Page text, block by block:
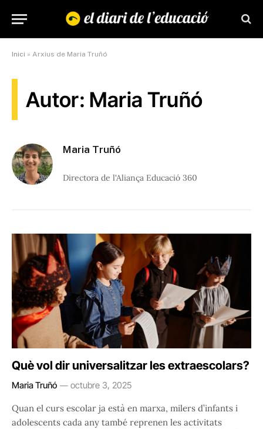
Inici » Arxius de Maria Truñó
Autor: Maria Truñó
Maria Truñó
Directora de l'Aliança Educació 360
Què vol dir universalitzar les extraescolars?
Maria Truñó octubre 3, 2025
Quan el curs escolar ja està en marxa, milers d’infants i
adolescents cada any també reprenen les activitats